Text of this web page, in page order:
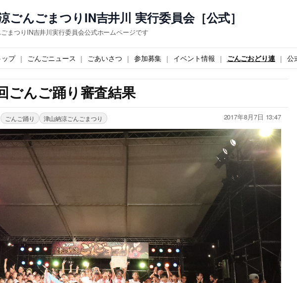
ごんごまつりIN吉井川 実行委員会［公式］
まつりIN吉井川実行委員会公式ホームページです
ップ ごんごニュース ごあいさつ 参加募集 イベント情報 ごんごおどり連 公
ごんご踊り審査結果
ごんご踊り 津山納涼ごんごまつり 2017年8月7日 13:47